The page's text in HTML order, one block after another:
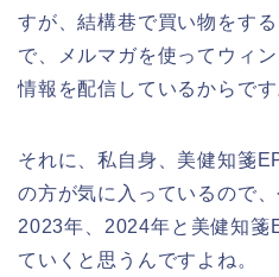
すが、結構巷で買い物をす
で、メルマガを使ってウィ
情報を配信しているからです
それに、私自身、美健知箋
の方が気に入っているので
2023年、2024年と美健知箋
ていくと思うんですよね。